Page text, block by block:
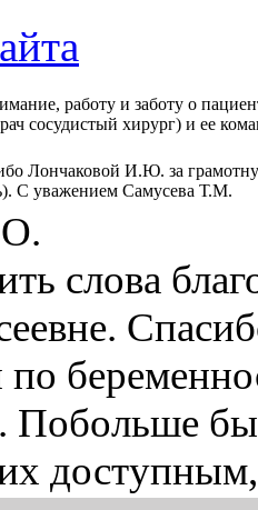
работу и заботу о
сосудистый хирург) и ее
Лончаковой И.Ю. за
С уважением Самусева Т.М.
слова
Побольше